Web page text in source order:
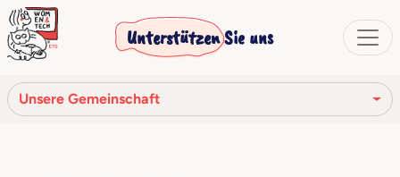
Unterstützen Sie uns
Unsere Gemeinschaft